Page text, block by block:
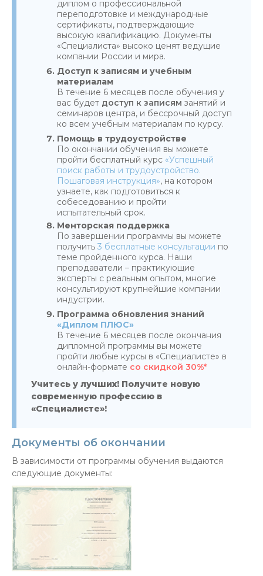
диплом о профессиональной
переподготовке и международные
сертификаты, подтверждающие
высокую квалификацию. Документы
«Специалиста» высоко ценят ведущие
компании России и мира.
Доступ к записям и учебным
материалам
В течение 6 месяцев после обучения у
вас будет доступ к записям занятий и
семинаров центра, и бессрочный доступ
ко всем учебным материалам по курсу.
Помощь в трудоустройстве
По окончании обучения вы можете
пройти бесплатный курс «Успешный
поиск работы и трудоустройство.
Пошаговая инструкция», на котором
узнаете, как подготовиться к
собеседованию и пройти
испытательный срок.
Менторская поддержка
По завершении программы вы можете
получить 3 бесплатные консультации по
теме пройденного курса. Наши
преподаватели – практикующие
эксперты с реальным опытом, многие
консультируют крупнейшие компании
индустрии.
Программа обновления знаний
«Диплом ПЛЮС»
В течение 6 месяцев после окончания
дипломной программы вы можете
пройти любые курсы в «Специалисте» в
онлайн-формате со скидкой 30%*
Учитесь у лучших! Получите новую
современную профессию в
«Специалисте»!
Документы об окончании
В зависимости от программы обучения выдаются
следующие документы: